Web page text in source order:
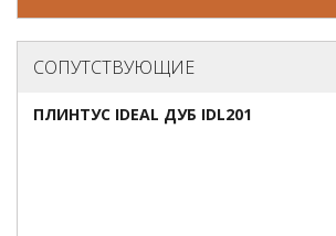
СОПУТСТВУЮЩИЕ
ПЛИНТУС IDEAL ДУБ IDL201